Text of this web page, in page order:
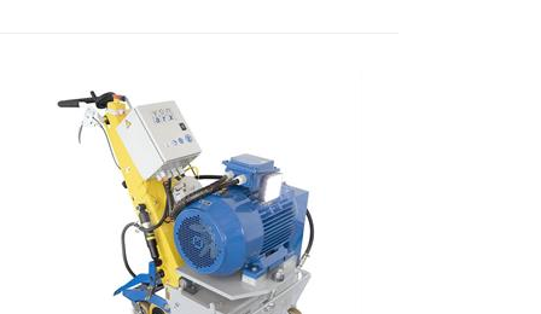
Leikkausleveys: 35 cm Etäisyys seinästä:
10,7 cm Leikkaussyvyys: jopa 25 mm
Teho: 1,5 mm: teho: 22 kW Toimitus ilman
jyrsintätyökaluja, rumpuja jne.